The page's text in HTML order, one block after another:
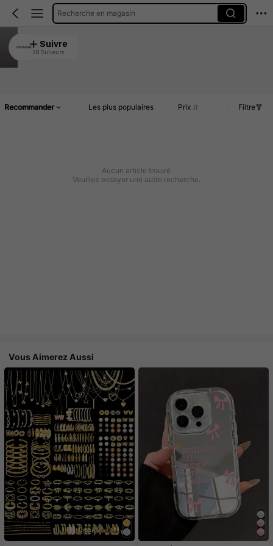
Recherche en magasin
YWCHAOHE
4.87
Suivre
28 Suiveurs
Recommander Les plus populaires Prix Filtre
Aucun article trouvé
Veuillez essayer une autre recherche.
Vous Aimerez Aussi